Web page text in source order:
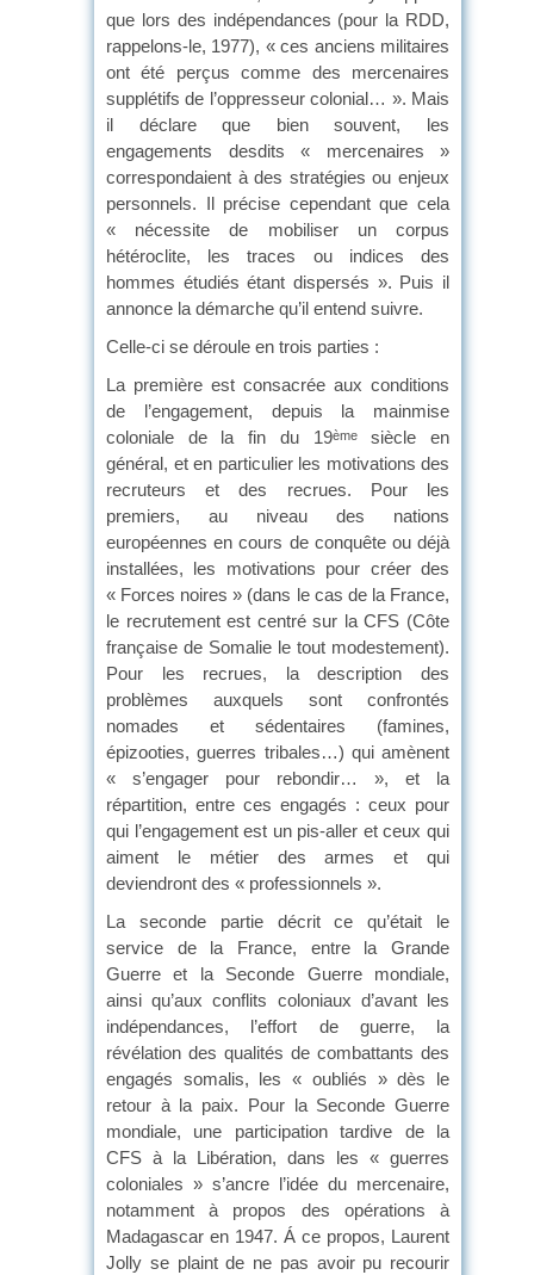
que lors des indépendances (pour la RDD,
rappelons-le, 1977), « ces anciens militaires
ont été perçus comme des mercenaires
supplétifs de l’oppresseur colonial… ». Mais
il déclare que bien souvent, les
engagements desdits « mercenaires »
correspondaient à des stratégies ou enjeux
personnels. Il précise cependant que cela
« nécessite de mobiliser un corpus
hétéroclite, les traces ou indices des
hommes étudiés étant dispersés ». Puis il
annonce la démarche qu’il entend suivre.
Celle-ci se déroule en trois parties :
La première est consacrée aux conditions
de l’engagement, depuis la mainmise
coloniale de la fin du 19èmesiècle en
général, et en particulier les motivations des
recruteurs et des recrues. Pour les
premiers, au niveau des nations
européennes en cours de conquête ou déjà
installées, les motivations pour créer des
« Forces noires » (dans le cas de la France,
le recrutement est centré sur la CFS (Côte
française de Somalie le tout modestement).
Pour les recrues, la description des
problèmes auxquels sont confrontés
nomades et sédentaires (famines,
épizooties, guerres tribales…) qui amènent
« s’engager pour rebondir… », et la
répartition, entre ces engagés : ceux pour
qui l’engagement est un pis-aller et ceux qui
aiment le métier des armes et qui
deviendront des « professionnels ».
La seconde partie décrit ce qu’était le
service de la France, entre la Grande
Guerre et la Seconde Guerre mondiale,
ainsi qu’aux conflits coloniaux d’avant les
indépendances, l’effort de guerre, la
révélation des qualités de combattants des
engagés somalis, les « oubliés » dès le
retour à la paix. Pour la Seconde Guerre
mondiale, une participation tardive de la
CFS à la Libération, dans les « guerres
coloniales » s’ancre l’idée du mercenaire,
notamment à propos des opérations à
Madagascar en 1947. Á ce propos, Laurent
Jolly se plaint de ne pas avoir pu recourir